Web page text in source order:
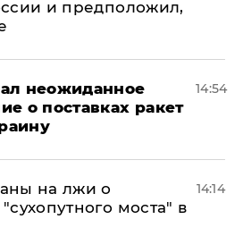
и предположил,
неожиданное
о поставках ракет
14:54
на лжи о
моста" в
14:14